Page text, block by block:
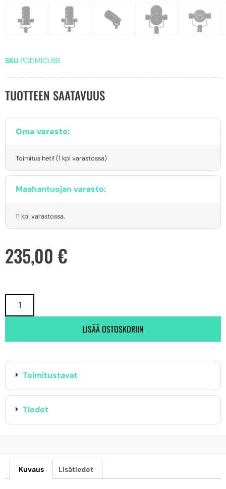
SKU PODMICUSB
TUOTTEEN SAATAVUUS
Oma varasto:
Toimitus heti! (1 kpl varastossa)
Maahantuojan varasto:
11 kpl varastossa.
235,00 €
LISÄÄ OSTOSKORIIN
Toimitustavat
Tiedot
Kuvaus Lisätiedot